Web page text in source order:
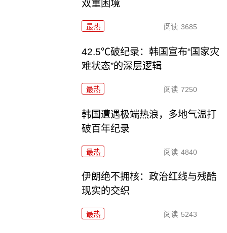
双重困境
最热 阅读 3685
42.5℃破纪录：韩国宣布“国家灾
难状态”的深层逻辑
最热 阅读 7250
韩国遭遇极端热浪，多地气温打
破百年纪录
最热 阅读 4840
伊朗绝不拥核：政治红线与残酷
现实的交织
最热 阅读 5243